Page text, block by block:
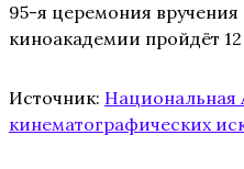
95-я церемония
киноакадемии пройдёт
Источник: Национальная
кинематографических